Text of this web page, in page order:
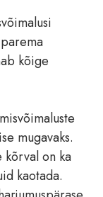
kõige
mugavaks.
kõrval on ka
kaotada.